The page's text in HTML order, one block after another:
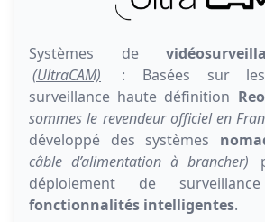
Systèmes de
(UltraCAM)
: Basées sur
surveillance haute définition
sommes le revendeur officiel en
développé des systèmes
câble d’alimentation à brancher)
déploiement de
fonctionnalités intelligentes.